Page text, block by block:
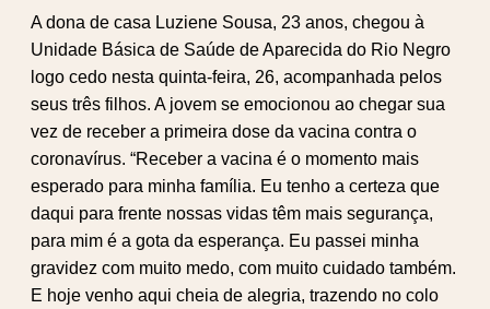
A dona de casa Luziene Sousa, 23 anos, chegou à
Unidade Básica de Saúde de Aparecida do Rio Negro
logo cedo nesta quinta-feira, 26, acompanhada pelos
seus três filhos. A jovem se emocionou ao chegar sua
vez de receber a primeira dose da vacina contra o
coronavírus. “Receber a vacina é o momento mais
esperado para minha família. Eu tenho a certeza que
daqui para frente nossas vidas têm mais segurança,
para mim é a gota da esperança. Eu passei minha
gravidez com muito medo, com muito cuidado também.
E hoje venho aqui cheia de alegria, trazendo no colo